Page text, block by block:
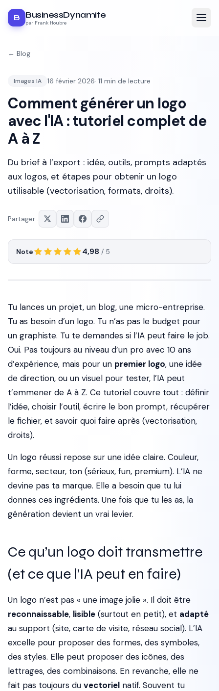
B BusinessDynamite
par Frank Houbre
← Blog
Images IA 16 février 2026· 11 min de lecture
Comment générer un logo
avec l'IA : tutoriel complet de
A à Z
Du brief à l’export : idée, outils, prompts adaptés
aux logos, et étapes pour obtenir un logo
utilisable (vectorisation, formats, droits).
Partager :
Note 4,98 / 5
Tu lances un projet, un blog, une micro-entreprise.
Tu as besoin d’un logo. Tu n’as pas le budget pour
un graphiste. Tu te demandes si l’IA peut faire le job.
Oui. Pas toujours au niveau d’un pro avec 10 ans
d’expérience, mais pour un premier logo, une idée
de direction, ou un visuel pour tester, l’IA peut
t’emmener de A à Z. Ce tutoriel couvre tout : définir
l’idée, choisir l’outil, écrire le bon prompt, récupérer
le fichier, et savoir quoi faire après (vectorisation,
droits).
Un logo réussi repose sur une idée claire. Couleur,
forme, secteur, ton (sérieux, fun, premium). L’IA ne
devine pas ta marque. Elle a besoin que tu lui
donnes ces ingrédients. Une fois que tu les as, la
génération devient un vrai levier.
Ce qu’un logo doit transmettre
(et ce que l’IA peut en faire)
Un logo n’est pas « une image jolie ». Il doit être
reconnaissable, lisible (surtout en petit), et adapté
au support (site, carte de visite, réseau social). L’IA
excelle pour proposer des formes, des symboles,
des styles. Elle peut proposer des icônes, des
lettrages, des combinaisons. En revanche, elle ne
fait pas toujours du vectoriel natif. Souvent tu